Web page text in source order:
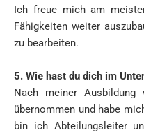
Ich freue mich am
Fähigkeiten weiter
zu bearbeiten.
5. Wie hast du dich im
Nach meiner
übernommen und habe
bin ich Abteilungsleiter